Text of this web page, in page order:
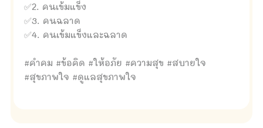
✅2. คนเข้มแข็ง
✅3. คนฉลาด
✅4. คนเข้มแข็งและฉลาด
#คำคม #ข้อคิด #ให้อภัย #ความสุข #สบายใจ
#สุขภาพใจ #ดูแลสุขภาพใจ